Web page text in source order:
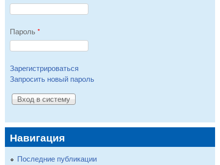
Пароль *
Зарегистрироваться
Запросить новый пароль
Навигация
Последние публикации